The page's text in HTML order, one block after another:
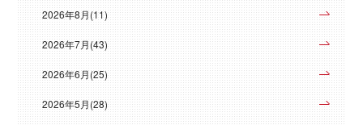
2026年8月(11)
2026年7月(43)
2026年6月(25)
2026年5月(28)